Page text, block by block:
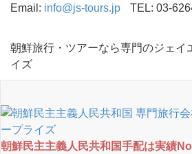
Email: info@js-tours.jp TEL: 03-
朝鮮旅行・ツアーなら専門のジェイ
イズ
朝鮮民主主義人民共和国手配は実績